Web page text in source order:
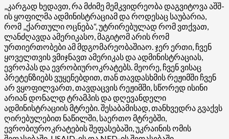
„კარგად ხედავთ, რა მძიმე მემკვიდრეობა დაგვიტოვა აშშ-
ის ყოფილმა ადმინისტრაციამ და როდესაც საუბარია,
რომ „ქართული ოცნება“, უტრირებულად რომ ვთქვათ,
ლანძღავდა ამერიკასო, მაგიტომ არის რომ
ურთიერთობები ამ მდგომარეობაშიაო. ჯერ ერთი, ჩვენ
ყოველთვის ვმიჯნავთ ამერიკას და ადმინისტრაციას,
ევროპას და ევრობიუროკრატებს. მეორე, ჩვენ ვისაც
პრეტენზიებს ვუყენებდით, თან თავდასხმის რეჟიმში ჩვენ
არ ვყოფილვართ, თავდაცვის რეჟიმში, სწორედ ისინი
არიან დონალდ ტრამპის და დღევანდელი
ადმინისტრაციის მტრები. შესაბამისად, თანხვედრა გვაქვს
ღირებულებით ნაწილში, საერთო მტრებში,
ევრობიუროკრატების შეფასებაში, უკრაინის ომის